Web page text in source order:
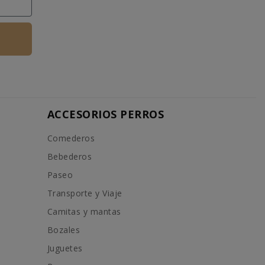
ACCESORIOS PERROS
Comederos
Bebederos
Paseo
Transporte y Viaje
Camitas y mantas
Bozales
Juguetes